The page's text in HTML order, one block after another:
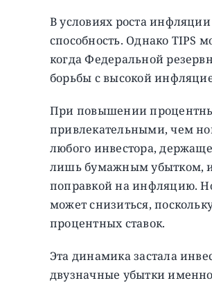
В условиях роста
способность. Однако TIPS
когда Федеральной
борьбы с высокой
При повышении
привлекательными, чем
любого инвестора,
лишь бумажным убытком,
поправкой на инфляцию.
может снизиться,
процентных ставок.
Эта динамика застала
двузначные убытки